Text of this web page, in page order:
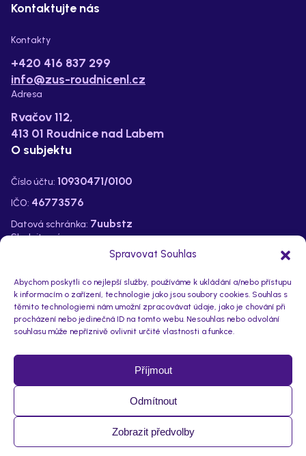
Spravovat Souhlas
Abychom poskytli co nejlepší služby, používáme k ukládání a/nebo přístupu
k informacím o zařízení, technologie jako jsou soubory cookies. Souhlas s
těmito technologiemi nám umožní zpracovávat údaje, jako je chování při
procházení nebo jedinečná ID na tomto webu. Nesouhlas nebo odvolání
souhlasu může nepříznivě ovlivnit určité vlastnosti a funkce.
Příjmout
Odmítnout
Zobrazit předvolby
Sledujte nás na:
Kontaktujte nás
Kontakty
+420 416 837 299
info@zus-roudnicenl.cz
Adresa
Rvačov 112,
413 01 Roudnice nad Labem
O subjektu
Číslo účtu: 10930471/0100
IČO: 46773576
Datová schránka: 7uubstz
Prohlášení o přístupnosti